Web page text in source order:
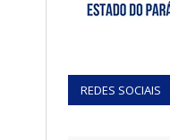
REDES SOCIAIS